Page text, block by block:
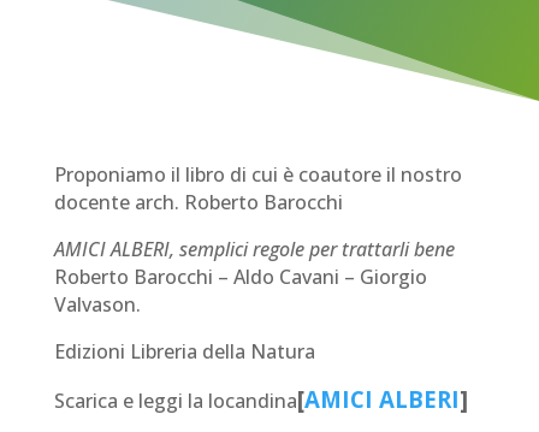
Proponiamo il libro di cui è coautore il nostro
docente arch. Roberto Barocchi
AMICI ALBERI, semplici regole per trattarli bene
Roberto Barocchi – Aldo Cavani – Giorgio
Valvason.
Edizioni Libreria della Natura
Scarica e leggi la locandina[AMICI ALBERI]